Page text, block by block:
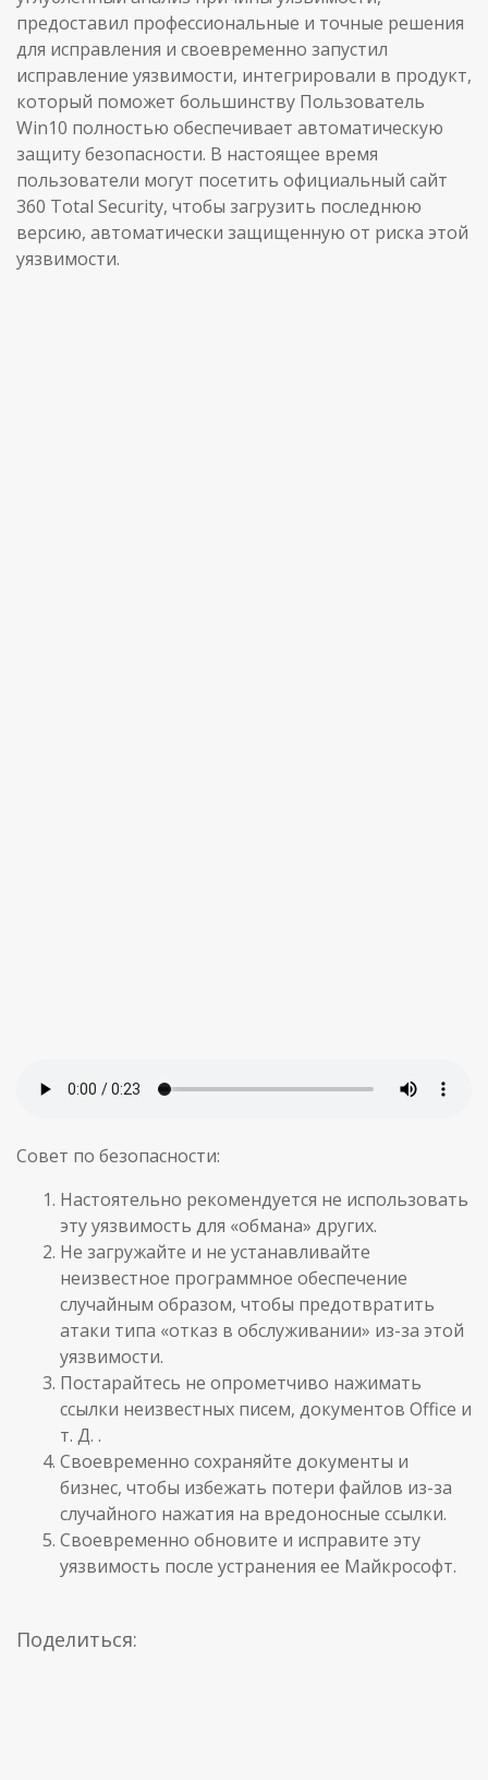
предоставил профессиональные и точные решения
для исправления и своевременно запустил
исправление уязвимости, интегрировали в продукт,
который поможет большинству Пользователь
Win10 полностью обеспечивает автоматическую
защиту безопасности. В настоящее время
пользователи могут посетить официальный сайт
360 Total Security, чтобы загрузить последнюю
версию, автоматически защищенную от риска этой
уязвимости.
Совет по безопасности:
Настоятельно рекомендуется не использовать
эту уязвимость для «обмана» других.
Не загружайте и не устанавливайте
неизвестное программное обеспечение
случайным образом, чтобы предотвратить
атаки типа «отказ в обслуживании» из-за этой
уязвимости.
Постарайтесь не опрометчиво нажимать
ссылки неизвестных писем, документов Office и
т. Д. .
Своевременно сохраняйте документы и
бизнес, чтобы избежать потери файлов из-за
случайного нажатия на вредоносные ссылки.
Своевременно обновите и исправите эту
уязвимость после устранения ее Майкрософт.
Поделиться: